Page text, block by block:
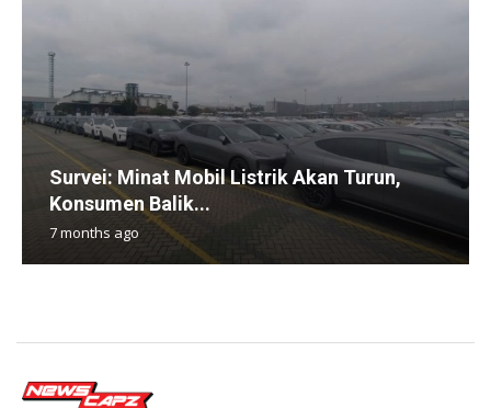
Survei: Minat Mobil Listrik Akan Turun,
Konsumen Balik...
7 months ago